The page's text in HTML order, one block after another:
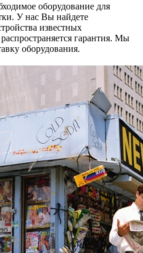
оборудование для
У нас Вы найдете
известных
гарантия. Мы
оборудования.